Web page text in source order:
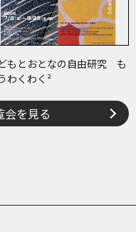
もとおとなの自由研究 も
わくわく²
会を見る